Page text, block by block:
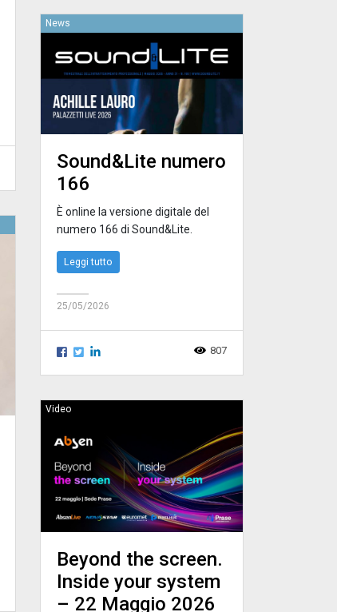
News
Sound&Lite numero
166
È online la versione digitale del
numero 166 di Sound&Lite.
Leggi tutto
25/05/2026
807
Video
Beyond the screen.
Inside your system
– 22 Maggio 2026